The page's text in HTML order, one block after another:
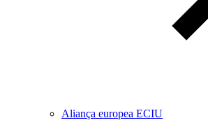
Aliança europea ECIU